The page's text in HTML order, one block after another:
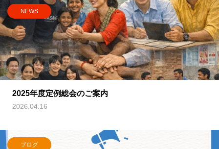
NEWS
2025年度定例総会のご案内
2026.04.16
ブログ